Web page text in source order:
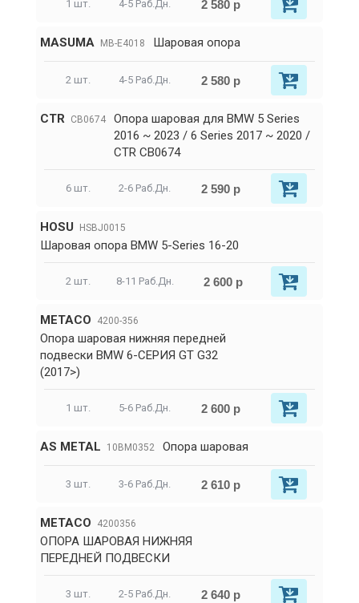
1 шт. 4-5 Раб.Дн. 2 580 р
MASUMA MB-E4018 Шаровая опора
2 шт. 4-5 Раб.Дн. 2 580 р
CTR CB0674
Опора шаровая для BMW 5 Series
2016 ~ 2023 / 6 Series 2017 ~ 2020 /
CTR CB0674
6 шт. 2-6 Раб.Дн. 2 590 р
HOSU HSBJ0015
Шаровая опора BMW 5-Series 16-20
2 шт. 8-11 Раб.Дн. 2 600 р
METACO 4200-356
Опора шаровая нижняя передней
подвески BMW 6-СЕРИЯ GT G32
(2017>)
1 шт. 5-6 Раб.Дн. 2 600 р
AS METAL 10BM0352 Опора шаровая
3 шт. 3-6 Раб.Дн. 2 610 р
METACO 4200356
ОПОРА ШАРОВАЯ НИЖНЯЯ
ПЕРЕДНЕЙ ПОДВЕСКИ
3 шт. 2-5 Раб.Дн. 2 640 р